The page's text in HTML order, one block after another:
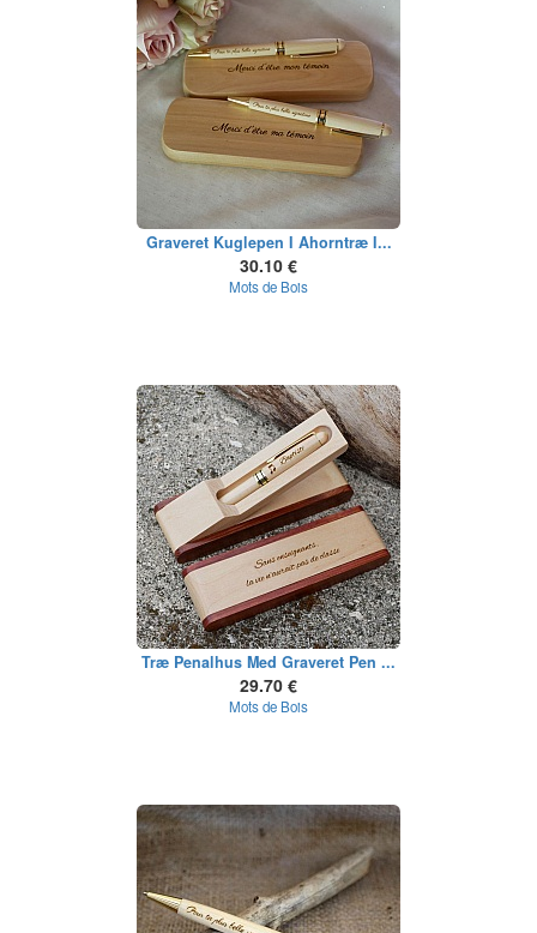
Graveret Kuglepen I Ahorntræ I...
30.10 €
Mots de Bois
Træ Penalhus Med Graveret Pen ...
29.70 €
Mots de Bois